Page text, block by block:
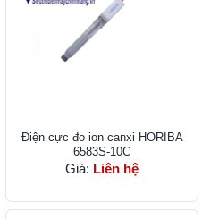
Điện cực đo ion canxi HORIBA
6583S-10C
Giá: Liên hệ